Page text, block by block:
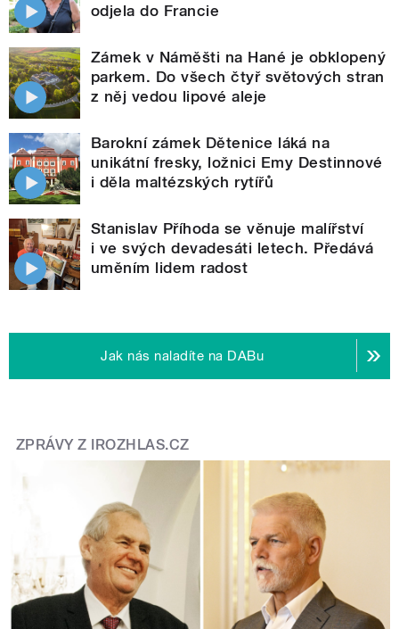
odjela do Francie
Zámek v Náměšti na Hané je obklopený
parkem. Do všech čtyř světových stran
z něj vedou lipové aleje
Barokní zámek Dětenice láká na
unikátní fresky, ložnici Emy Destinnové
i děla maltézských rytířů
Stanislav Příhoda se věnuje malířství
i ve svých devadesáti letech. Předává
uměním lidem radost
Jak nás naladíte na DABu
ZPRÁVY Z IROZHLAS.CZ